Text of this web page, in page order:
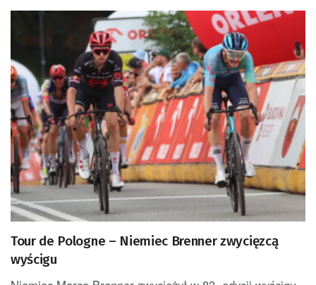
Tour de Pologne – Niemiec Brenner zwycięzcą
wyścigu